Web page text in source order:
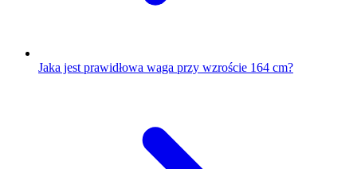
Jaka jest prawidłowa waga przy wzroście 164 cm?